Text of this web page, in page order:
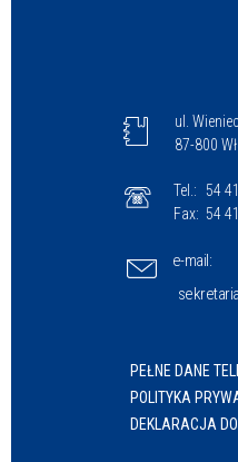
ul.
87-800
Tel.: 54
Fax: 54
e-mail:
PEŁNE DANE
POLITYKA
DEKLARACJA